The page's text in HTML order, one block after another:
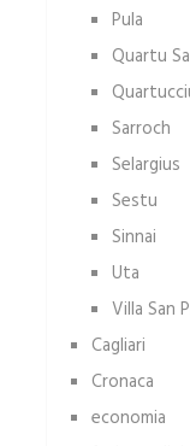
Pula
Quartu
Sarroch
Selargius
Sestu
Sinnai
Uta
Villa San
Cagliari
Cronaca
economia